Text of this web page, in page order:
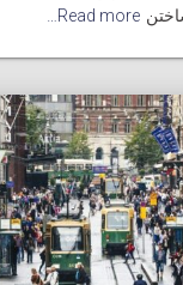
Read more…